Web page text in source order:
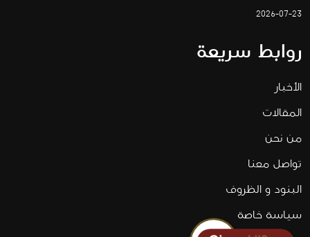
2026-07-23
روابط سريعة
الأخبار
المقالات
من نحن
تواصل معنا
البنود و الظروف
سياسة خاصة